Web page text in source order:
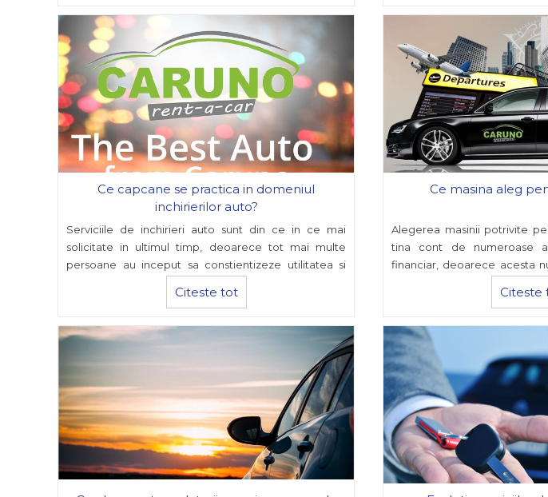
Ce capcane se practica in domeniul
inchirierilor auto?
Serviciile de inchirieri auto sunt din ce in ce mai
solicitate in ultimul timp, deoarece tot mai multe
persoane au inceput sa constientizeze utilitatea si
crescut considerabil, au aparut si multe companii de
Citeste tot
Ce masina aleg
Alegerea masinii potrivite
tina cont de numeroase
financiar, deoarece acesta
Citeste